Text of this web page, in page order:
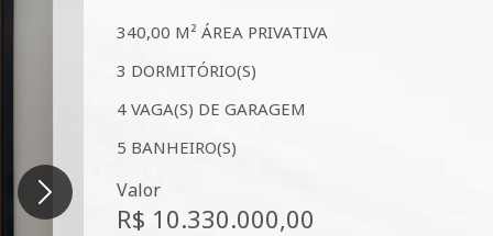
340,00 M² ÁREA PRIVATIVA
3 DORMITÓRIO(S)
4 VAGA(S) DE GARAGEM
5 BANHEIRO(S)
Valor
R$ 10.330.000,00